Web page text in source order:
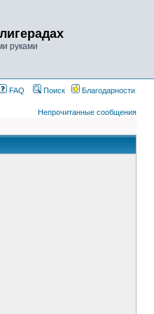
руками
FAQ Поиск Благодарности
Непрочитанные сообщения